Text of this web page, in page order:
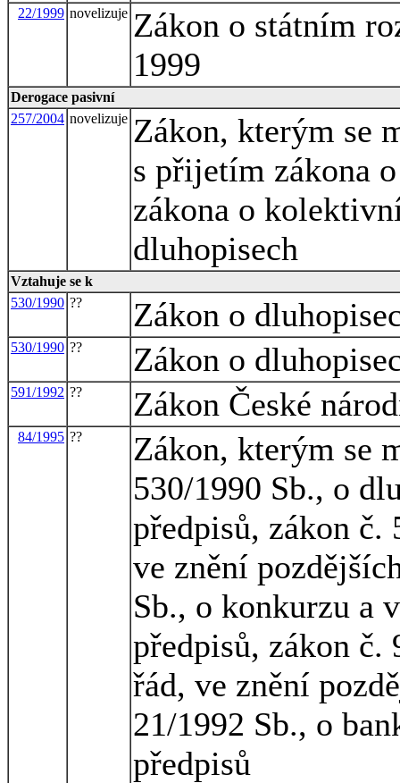
22/1999 novelizuje Zákon o státním
1999
Derogace pasivní
257/2004 novelizuje Zákon, kterým se
s přijetím zákona
zákona o
dluhopisech
Vztahuje se k
530/1990 ?? Zákon o
530/1990 ?? Zákon o
591/1992 ?? Zákon České
84/1995 ??
Zákon, kterým se
530/1990 Sb., o
předpisů, zákon č.
ve znění
Sb., o konkurzu a
předpisů, zákon č.
řád, ve znění
21/1992 Sb., o
předpisů